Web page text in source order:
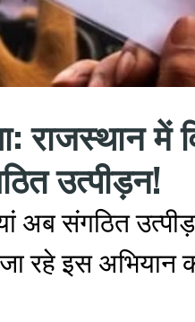
राजस्थान में
उत्पीड़न!
अब संगठित
जा रहे इस